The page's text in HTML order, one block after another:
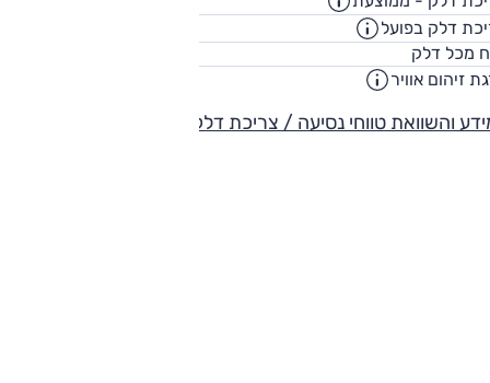
דלק בפועל
מכל דלק
זיהום אוויר
והשוואת טווחי נסיעה / צריכת דלק